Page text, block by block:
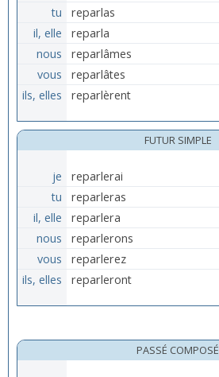
tu
reparlas
il, elle
reparla
nous
reparlâmes
vous
reparlâtes
ils, elles
reparlèrent
FUTUR SIMPLE
je
reparlerai
tu
reparleras
il, elle
reparlera
nous
reparlerons
vous
reparlerez
ils, elles
reparleront
PASSÉ COMPOSÉ